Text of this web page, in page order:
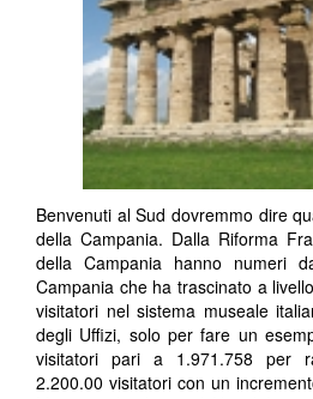
Benvenuti al Sud dovremmo dire
della Campania. Dalla Riforma
della Campania hanno numeri
Campania che ha trascinato a
visitatori nel sistema museale
degli Uffizi, solo per fare un
visitatori pari a 1.971.758 per
2.200.00 visitatori con un